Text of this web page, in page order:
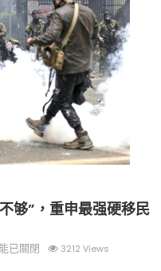
钢琴家Darek演绎一场古筝
够”，重申最强硬移民
已關閉 3212 Views